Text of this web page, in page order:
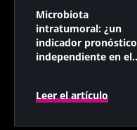
Microbiota
intratumoral: ¿un
indicador pronóstico
independiente en el
Leer el artículo